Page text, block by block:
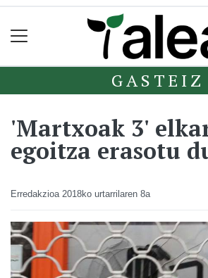
GASTEIZ
'Martxoak 3'
egoitza erasotu
Erredakzioa 2018ko urtarrilaren 8a